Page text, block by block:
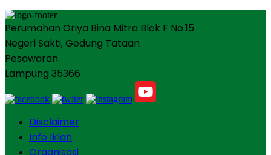
Perumahan Griya Bina Mitra Blok F No.15
Negeri Sakti, Gedung Tataan
Pesawaran
Lampung 35366
Disclaimer
Info Iklan
Organisasi